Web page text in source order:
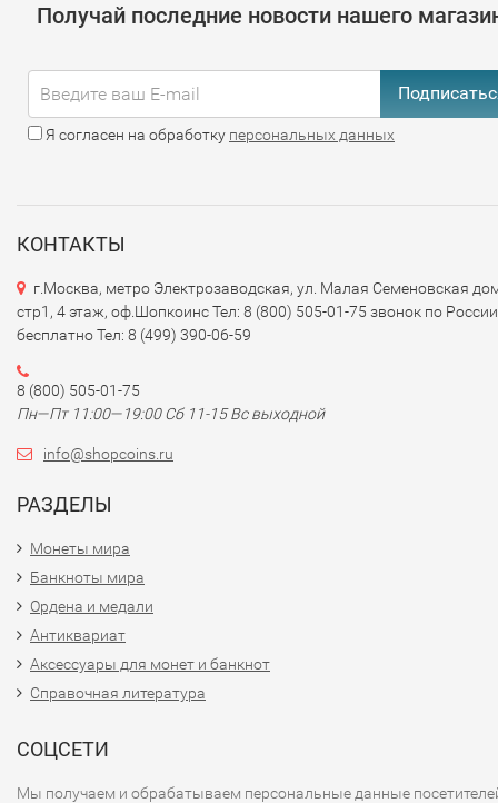
Получай последние новости нашего
Я согласен на обработку персональных данных
КОНТАКТЫ
г.Москва, метро Электрозаводская, ул. Малая Семеновская
стр1, 4 этаж, оф.Шопкоинс Тел: 8 (800) 505-01-75 звонок по России
бесплатно Тел: 8 (499) 390-06-59
8 (800) 505-01-75
Пн—Пт 11:00—19:00 Сб 11-15 Вс выходной
info@shopcoins.ru
РАЗДЕЛЫ
Монеты мира
Банкноты мира
Ордена и медали
Антиквариат
Аксессуары для монет и банкнот
Справочная литература
СОЦСЕТИ
Мы получаем и обрабатываем персональные данные